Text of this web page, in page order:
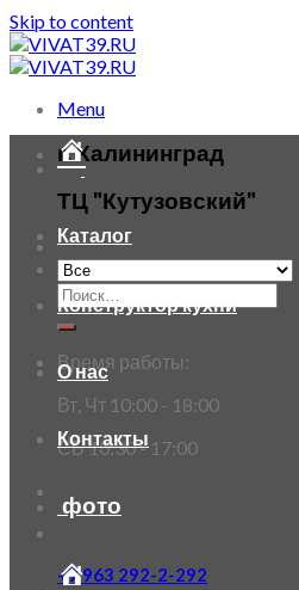
Skip to content
Menu
г. Калининград
ТЦ "Кутузовский"
Время работы:
Вт, Чт 10:00 - 18:00
СБ 10:30 - 17:00
+7 963 292-2-292
Каталог
Конструктор кухни
О нас
Контакты
фото